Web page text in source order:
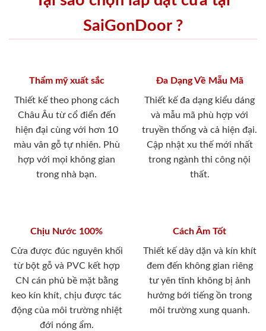
SaiGonDoor ?
Thẩm mỹ xuất sắc
Thiết kế theo phong cách
Châu Âu từ cổ điển đến
hiện đại cùng với hơn 10
màu vân gỗ tự nhiên. Phù
hợp với mọi không gian
trong nhà bạn.
Đa Dạng Về Mẫu Mã
Thiết kế đa dạng kiểu dáng
và mẫu mã phù hợp với
truyền thống và cả hiện đại.
Cập nhật xu thế mới nhất
trong ngành thi công nội
thất.
Chịu Nước 100%
Cửa được đúc nguyên khối
từ bột gỗ và PVC kết hợp
CN cán phủ bề mặt bằng
keo kín khít, chịu được tác
động của môi trường nhiệt
đới nóng ẩm.
Cách Âm Tốt
Thiết kế dày dặn và kín khít
đem đến không gian riêng
tư yên tĩnh không bị ảnh
hưởng bới tiếng ồn trong
môi trường xung quanh.